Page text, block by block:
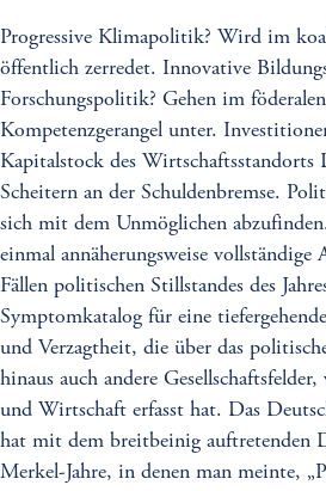
Progressive Klimapolitik? Wird im
öffentlich zerredet. Innovative
Forschungspolitik? Gehen im föderalen
Kompetenzgerangel unter.
Kapitalstock des Wirtschaftsstandorts
Scheitern an der Schuldenbremse.
sich mit dem Unmöglichen
einmal annäherungsweise vollständige
Fällen politischen Stillstandes des
Symptomkatalog für eine
und Verzagtheit, die über das
hinaus auch andere
und Wirtschaft erfasst hat. Das
hat mit dem breitbeinig auftretenden
Merkel-Jahre, in denen man meinte,